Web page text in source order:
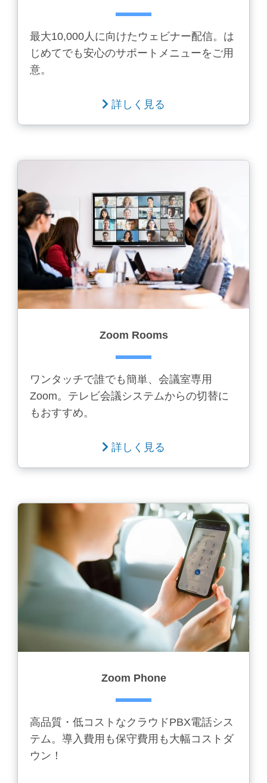
最大10,000人に向けたウェビナー配信。は
じめてでも安心のサポートメニューをご用
意。
詳しく見る
Zoom Rooms
ワンタッチで誰でも簡単、会議室専用
Zoom。テレビ会議システムからの切替に
もおすすめ。
詳しく見る
Zoom Phone
高品質・低コストなクラウドPBX電話シス
テム。導入費用も保守費用も大幅コストダ
ウン！